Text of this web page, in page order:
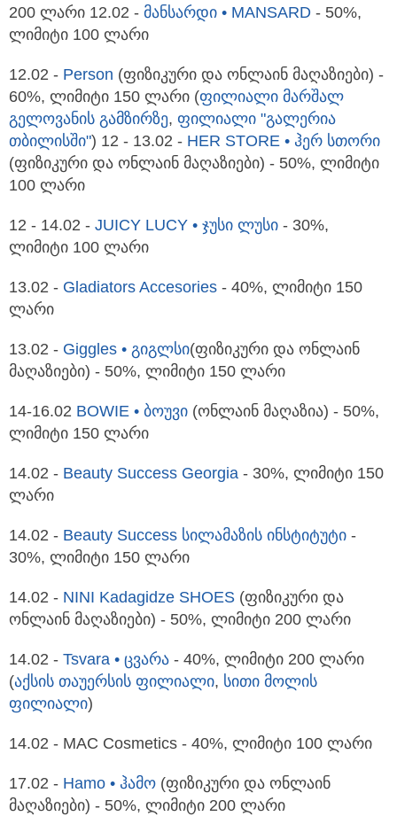
200 ლარი 12.02 - მანსარდი • MANSARD - 50%,
ლიმიტი 100 ლარი
12.02 - Person (ფიზიკური და ონლაინ მაღაზიები) -
60%, ლიმიტი 150 ლარი (ფილიალი მარშალ
გელოვანის გამზირზე, ფილიალი "გალერია
თბილისში") 12 - 13.02 - HER STORE • ჰერ სთორი
(ფიზიკური და ონლაინ მაღაზიები) - 50%, ლიმიტი
100 ლარი
12 - 14.02 - JUICY LUCY • ჯუსი ლუსი - 30%,
ლიმიტი 100 ლარი
13.02 - Gladiators Accesories - 40%, ლიმიტი 150
ლარი
13.02 - Giggles • გიგლსი(ფიზიკური და ონლაინ
მაღაზიები) - 50%, ლიმიტი 150 ლარი
14-16.02 BOWIE • ბოუვი (ონლაინ მაღაზია) - 50%,
ლიმიტი 150 ლარი
14.02 - Beauty Success Georgia - 30%, ლიმიტი 150
ლარი
14.02 - Beauty Success სილამაზის ინსტიტუტი -
30%, ლიმიტი 150 ლარი
14.02 - NINI Kadagidze SHOES (ფიზიკური და
ონლაინ მაღაზიები) - 50%, ლიმიტი 200 ლარი
14.02 - Tsvara • ცვარა - 40%, ლიმიტი 200 ლარი
(აქსის თაუერსის ფილიალი, სითი მოლის
ფილიალი)
14.02 - MAC Cosmetics - 40%, ლიმიტი 100 ლარი
17.02 - Hamo • ჰამო (ფიზიკური და ონლაინ
მაღაზიები) - 50%, ლიმიტი 200 ლარი